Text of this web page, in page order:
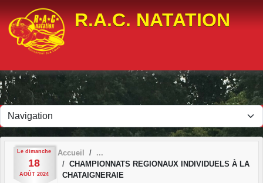
R.A.C. NATATION
Le dimanche
18
AOÛT 2024
Accueil
CHAMPIONNATS REGIONAUX INDIVIDUELS À LA
CHATAIGNERAIE
Panneau de gestion des cookies